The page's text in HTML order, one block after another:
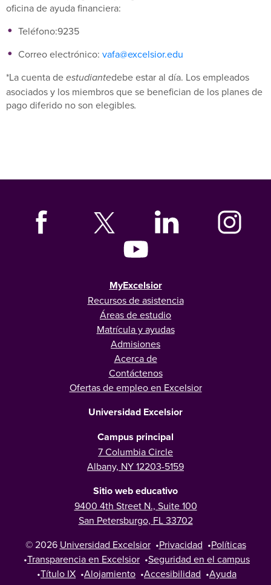
oficina de ayuda financiera:
Teléfono:9235
Correo electrónico: vafa@excelsior.edu
*La cuenta de estudiantedebe estar al día. Los empleados
asociados y los miembros que se benefician de los planes de
pago diferido no son elegibles.
MyExcelsior
Recursos de asistencia
Áreas de estudio
Matrícula y ayudas
Admisiones
Acerca de
Contáctenos
Ofertas de empleo en Excelsior
Universidad Excelsior
Campus principal
7 Columbia Circle
Albany, NY 12203-5159
Sitio web educativo
9400 4th Street N., Suite 100
San Petersburgo, FL 33702
© 2026 Universidad Excelsior •Privacidad •Políticas
•Transparencia en Excelsior •Seguridad en el campus
•Título IX •Alojamiento •Accesibilidad •Ayuda